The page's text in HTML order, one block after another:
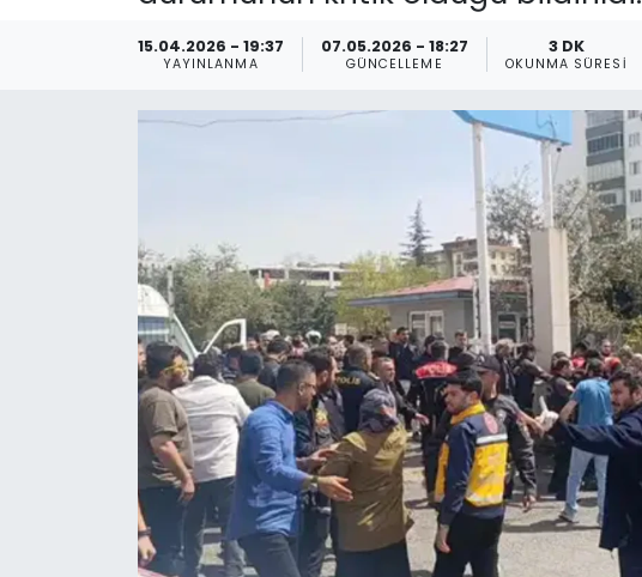
15.04.2026 - 19:37
YAYINLANMA
07.05.2026 - 18:27
GÜNCELLEME
3 DK
OKUNMA SÜRESI
Teknoloji
Teknoloji
Yaşam
İletişim